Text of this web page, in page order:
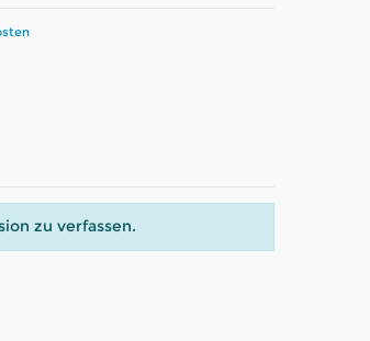
zu verfassen.